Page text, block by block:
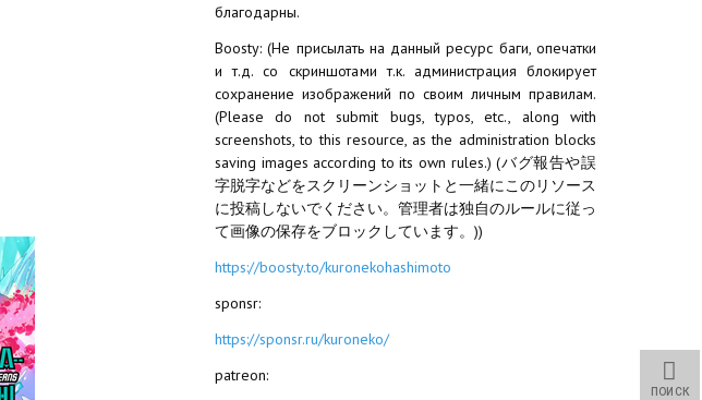
благодарны.
Boosty: (Не присылать на данный ресурс баги, опечатки
и т.д. со скриншотами т.к. администрация блокирует
сохранение изображений по своим личным правилам.
(Please do not submit bugs, typos, etc., along with
screenshots, to this resource, as the administration blocks
saving images according to its own rules.) (バグ報告や誤
字脱字などをスクリーンショットと一緒にこのリソース
に投稿しないでください。管理者は独自のルールに従っ
て画像の保存をブロックしています。))
https://boosty.to/kuronekohashimoto
sponsr:
https://sponsr.ru/kuroneko/
patreon:
ПОИСК